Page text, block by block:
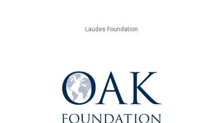
Laudes Foundation